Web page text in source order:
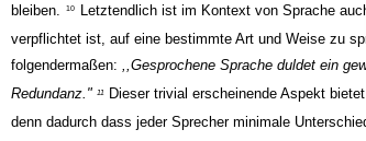
bleiben.
10
Letztendlich ist im Kontext von Sprache
verpflichtet ist, auf eine bestimmte Art und Weise zu
folgendermaßen: ,,Gesprochene Sprache duldet ein
Redundanz." 11
Dieser trivial erscheinende Aspekt
denn dadurch dass jeder Sprecher minimale